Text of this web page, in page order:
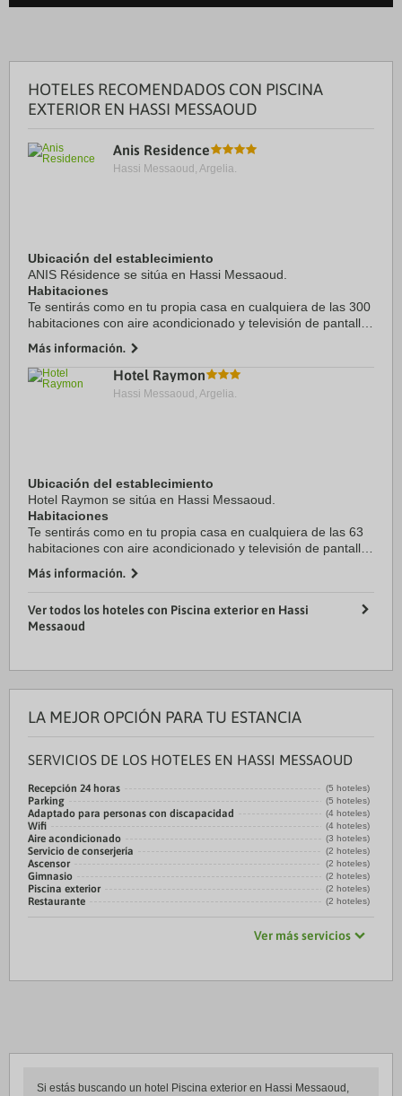
HOTELES RECOMENDADOS CON PISCINA
EXTERIOR EN HASSI MESSAOUD
Anis Residence
Hassi Messaoud, Argelia.
Ubicación del establecimiento
ANIS Résidence se sitúa en Hassi Messaoud.
Habitaciones
Te sentirás como en tu propia casa en cualquiera de las 300
habitaciones con aire acondicionado y televisión de pantalla
Más información.
Hotel Raymon
Hassi Messaoud, Argelia.
Ubicación del establecimiento
Hotel Raymon se sitúa en Hassi Messaoud.
Habitaciones
Te sentirás como en tu propia casa en cualquiera de las 63
habitaciones con aire acondicionado y televisión de pantalla
Más información.
Ver todos los hoteles con Piscina exterior en Hassi
Messaoud
LA MEJOR OPCIÓN PARA TU ESTANCIA
SERVICIOS DE LOS HOTELES EN HASSI MESSAOUD
Recepción 24 horas (5 hoteles)
Parking (5 hoteles)
Adaptado para personas con discapacidad (4 hoteles)
Wifi (4 hoteles)
Aire acondicionado (3 hoteles)
Servicio de conserjería (2 hoteles)
Ascensor (2 hoteles)
Gimnasio (2 hoteles)
Piscina exterior (2 hoteles)
Restaurante (2 hoteles)
Ver más servicios
Si estás buscando un hotel Piscina exterior en Hassi Messaoud,